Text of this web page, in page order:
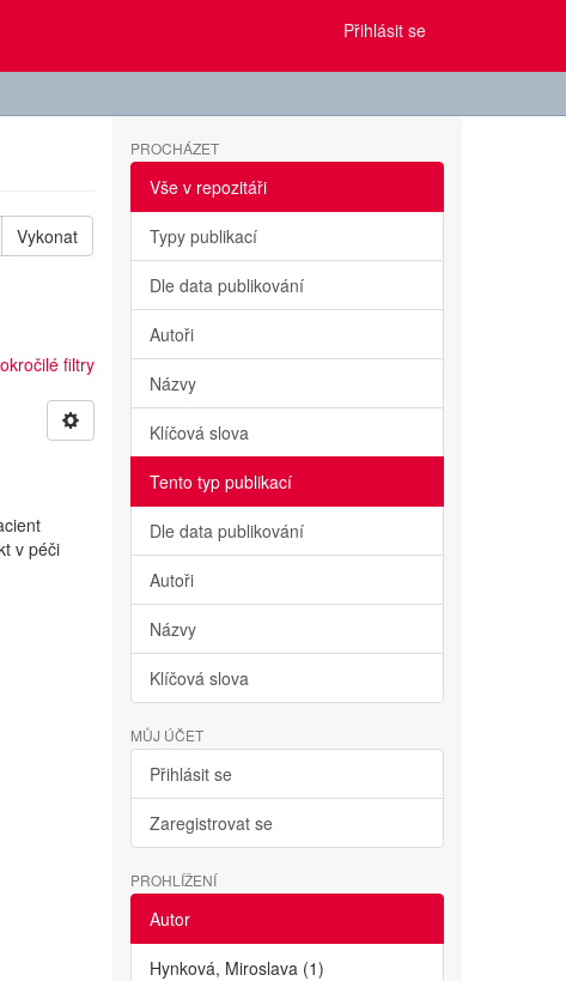
Přihlásit se
Vykonat
filtry
v péči
PROCHÁZET
Vše v repozitáři
Typy publikací
Dle data publikování
Autoři
Názvy
Klíčová slova
Tento typ publikací
Dle data publikování
Autoři
Názvy
Klíčová slova
MŮJ ÚČET
Přihlásit se
Zaregistrovat se
PROHLÍŽENÍ
Autor
Hynková, Miroslava (1)